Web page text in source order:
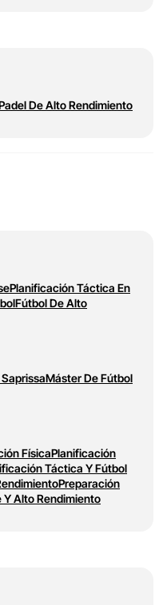
De Alto Rendimiento
Planificación Táctica En
Fútbol De Alto
Máster De Fútbol
FísicaPlanificación
Táctica Y Fútbol
Preparación
Y Alto Rendimiento